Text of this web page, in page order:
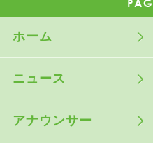
ホーム
ニュース
アナウンサー